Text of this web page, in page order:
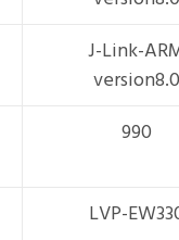
J-Link-
version8.0
990
LVP-